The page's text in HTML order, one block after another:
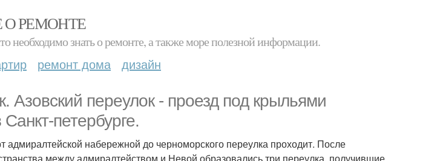
О РЕМОНТЕ
необходимо знать о ремонте, а также море полезной информации.
ремонт дома дизайн
Азовский переулок - проезд под крыльями
петербурге.
адмиралтейской набережной до черноморского переулка проходит. После